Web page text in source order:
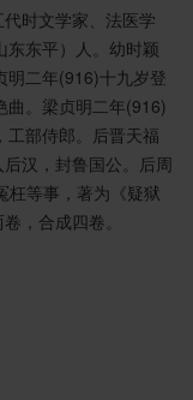
时文学家、法医学
东东平）人。幼时颖
明二年(916)十九岁登
曲。梁贞明二年(916)
工部侍郎。后晋天福
汉，封鲁国公。后周
枉等事，著为《疑狱
，合成四卷。